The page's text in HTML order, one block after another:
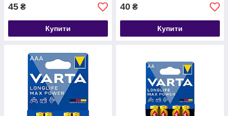
45 ₴
Купити
40 ₴
Купити